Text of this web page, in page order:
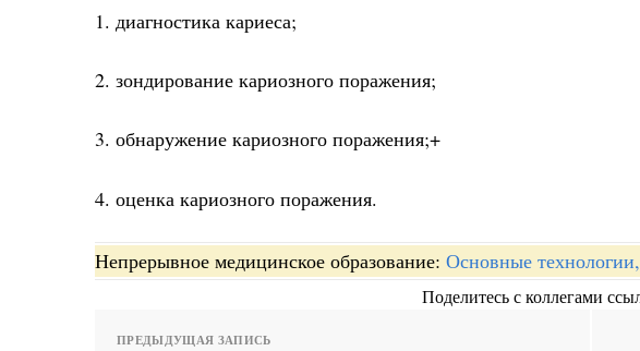
1. диагностика кариеса;
2. зондирование кариозного поражения;
3. обнаружение кариозного поражения;+
4. оценка кариозного поражения.
Непрерывное медицинское образование: Основные
Поделитесь с коллегами
ПРЕДЫДУЩАЯ ЗАПИСЬ